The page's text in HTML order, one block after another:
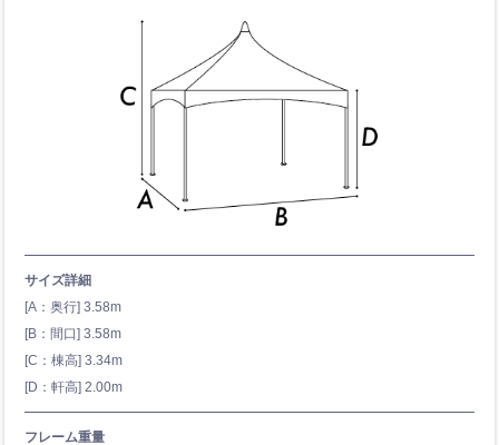
サイズ詳細
[A：奥行] 3.58m
[B：間口] 3.58m
[C：棟高] 3.34m
[D：軒高] 2.00m
フレーム重量